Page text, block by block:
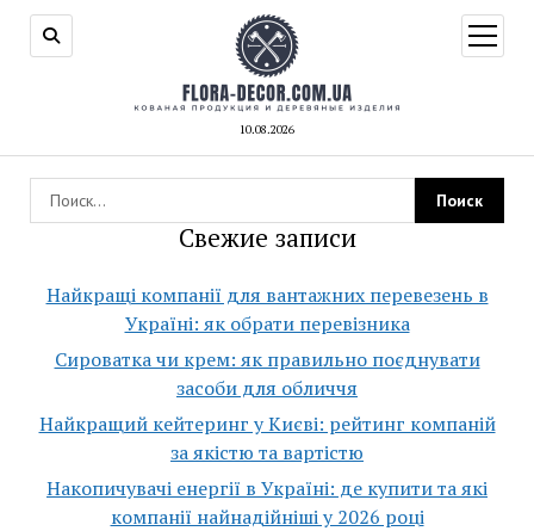
10.08.2026
меню
Свежие записи
Найкращі компанії для вантажних перевезень в
Україні: як обрати перевізника
Сироватка чи крем: як правильно поєднувати
засоби для обличчя
Найкращий кейтеринг у Києві: рейтинг компаній
за якістю та вартістю
Накопичувачі енергії в Україні: де купити та які
компанії найнадійніші у 2026 році